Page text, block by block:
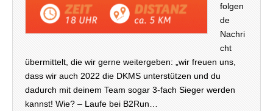
folgen
de
Nachri
cht
übermittelt, die wir gerne weitergeben: „wir freuen uns,
dass wir auch 2022 die DKMS unterstützen und du
dadurch mit deinem Team sogar 3-fach Sieger werden
kannst! Wie? – Laufe bei B2Run…